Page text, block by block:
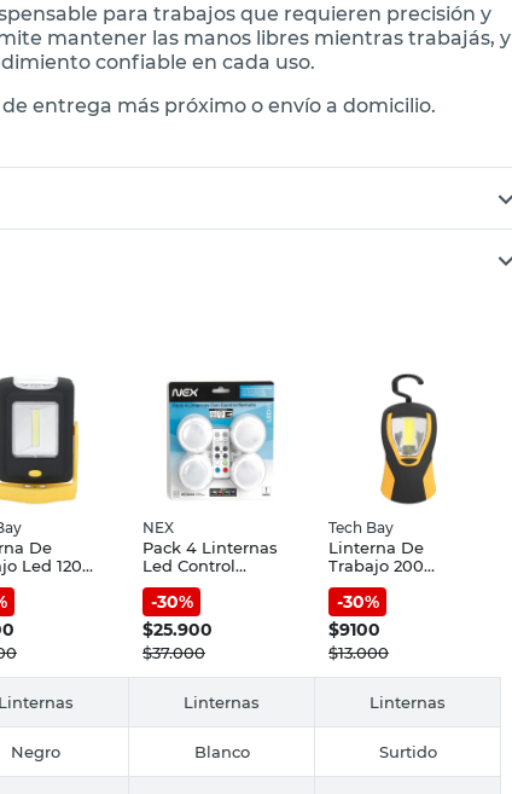
para trabajos que requieren precisión y
mantener las manos libres mientras trabajás, y
confiable en cada uso.
entrega más próximo o envío a domicilio.
De
Led 120
Con
Tech
NEX
Pack 4 Linternas
Led Control
Remoto 7 Hs Nex
-30%
$25.900
$37.000
Tech Bay
Linterna De
Trabajo 200
Lumenes Tech Bay
-30%
$9100
$13.000
Linternas Linternas Linternas
Negro Blanco Surtido